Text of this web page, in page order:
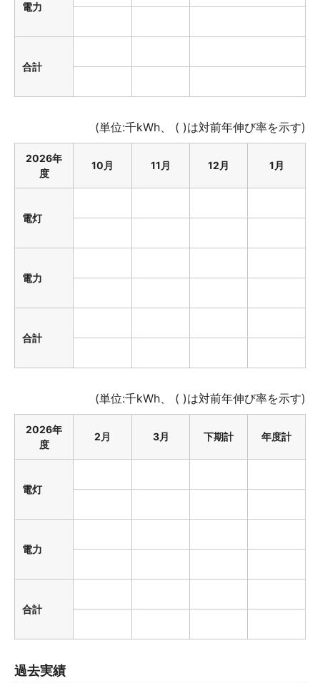
電力
合計
(単位:千kWh、 ( )は対前年伸び率を示す)
2026年
度
10月 11月 12月 1月
電灯
電力
合計
(単位:千kWh、 ( )は対前年伸び率を示す)
2026年
度
2月 3月 下期計 年度計
電灯
電力
合計
過去実績